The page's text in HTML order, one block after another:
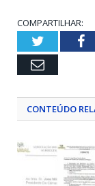
COMPARTILHAR:
Twitter
Email
CONTEÚDO